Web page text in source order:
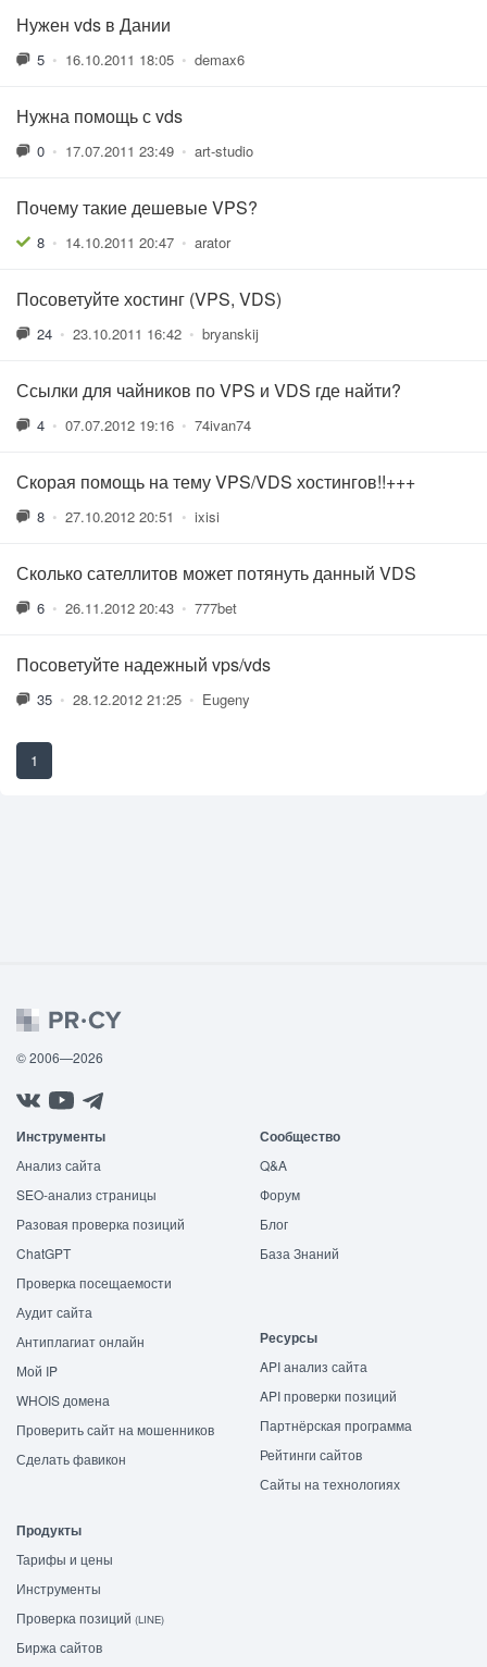
Нужен vds в Дании
5 • 16.10.2011 18:05 • demax6
Нужна помощь с vds
0 • 17.07.2011 23:49 • art-studio
Почему такие дешевые VPS?
8 • 14.10.2011 20:47 • arator
Посоветуйте хостинг (VPS, VDS)
24 • 23.10.2011 16:42 • bryanskij
Ссылки для чайников по VPS и VDS где найти?
4 • 07.07.2012 19:16 • 74ivan74
Скорая помощь на тему VPS/VDS хостингов!!+++
8 • 27.10.2012 20:51 • ixisi
Сколько сателлитов может потянуть данный VDS
6 • 26.11.2012 20:43 • 777bet
Посоветуйте надежный vps/vds
35 • 28.12.2012 21:25 • Eugeny
1
© 2006—2026
Инструменты
Анализ сайта
SEO-анализ страницы
Разовая проверка позиций
ChatGPT
Проверка посещаемости
Аудит сайта
Антиплагиат онлайн
Мой IP
WHOIS домена
Проверить сайт на мошенников
Сделать фавикон
Сообщество
Q&A
Форум
Блог
База Знаний
Ресурсы
API анализ сайта
API проверки позиций
Партнёрская программа
Рейтинги сайтов
Сайты на технологиях
Продукты
Тарифы и цены
Инструменты
Проверка позиций (LINE)
Биржа сайтов